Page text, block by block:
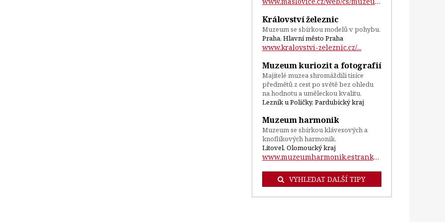
Království železnic
Muzeum se sbírkou modelů v pohybu.
Praha, Hlavní město Praha
www.kralovstvi-zeleznic.cz/...
Muzeum kuriozit a fotografií
Majitelé muzea shromáždili tisíce
předmětů z cest po světě bez ohledu
na hodnotu a uměleckou kvalitu.
Lezník u Poličky, Pardubický kraj
Muzeum harmonik
Muzeum se sbírkou klávesových a
knoflíkových harmonik.
Litovel, Olomoucký kraj
www.muzeumharmonik.estranky.cz/...
VYHLEDAT DALŠÍ TIPY